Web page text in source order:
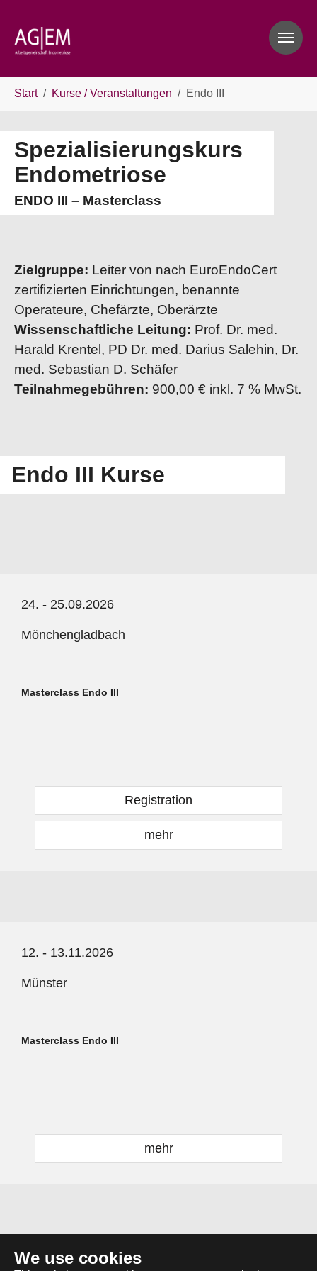
We use cookies
Start Kurse / Veranstaltungen Endo III
Spezialisierungskurs
Endometriose
ENDO III – Masterclass
Zielgruppe: Leiter von nach EuroEndoCert
zertifizierten Einrichtungen, benannte
Operateure, Chefärzte, Oberärzte
Wissenschaftliche Leitung: Prof. Dr. med.
Harald Krentel, PD Dr. med. Darius Salehin, Dr.
med. Sebastian D. Schäfer
Teilnahmegebühren: 900,00 € inkl. 7 % MwSt.
Endo III Kurse
24. - 25.09.2026
Mönchengladbach
Masterclass Endo III
Registration
mehr
12. - 13.11.2026
Münster
Masterclass Endo III
mehr